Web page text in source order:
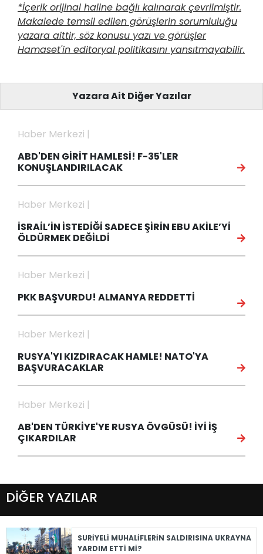
*İçerik orijinal haline bağlı kalınarak çevrilmiştir.
Makalede temsil edilen görüşlerin sorumluluğu
yazara aittir, söz konusu yazı ve görüşler
Hamaset'in editoryal politikasını yansıtmayabilir.
Yazara Ait Diğer Yazılar
Haber Merkezi |
ABD'DEN GİRİT HAMLESİ! F-35'LER
KONUŞLANDIRILACAK
Haber Merkezi |
İSRAİL’İN İSTEDİĞİ SADECE ŞİRİN EBU AKİLE’Yİ
ÖLDÜRMEK DEĞİLDİ
Haber Merkezi |
PKK BAŞVURDU! ALMANYA REDDETTİ
Haber Merkezi |
RUSYA'YI KIZDIRACAK HAMLE! NATO'YA
BAŞVURACAKLAR
Haber Merkezi |
AB'DEN TÜRKİYE'YE RUSYA ÖVGÜSÜ! İYİ İŞ
ÇIKARDILAR
DİĞER YAZILAR
SURİYELİ MUHALİFLERİN SALDIRISINA UKRAYNA
YARDIM ETTİ Mİ?